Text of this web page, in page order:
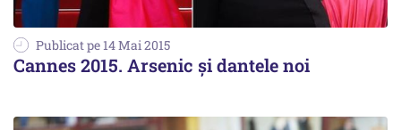
Publicat pe 14 Mai 2015
Cannes 2015. Arsenic și dantele noi